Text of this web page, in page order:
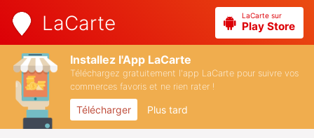
LaCarte LaCarte sur
Play Store
Installez l'App LaCarte
Téléchargez gratuitement l'app LaCarte pour suivre vos
commerces favoris et ne rien rater !
Télécharger Plus tard